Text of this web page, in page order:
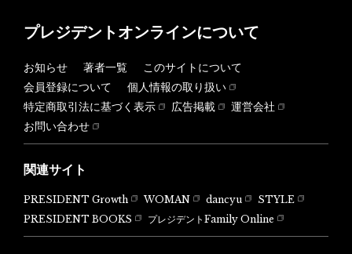
プレジデントオンラインについて
お知らせ 著者一覧
このサイトについて
会員登録について
個人情報の取り扱い
特定商取引法に基づく表示
広告掲載
運営会社
お問い合わせ
関連サイト
PRESIDENT Growth WOMAN dancyu
STYLE
PRESIDENT BOOKS
プレジデントFamily Online